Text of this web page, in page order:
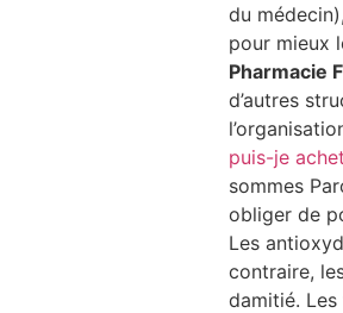
du
pour mieux
Pharmacie
d’autres
puis-je
sommes
obliger de
Les
contraire,
damitié. Les